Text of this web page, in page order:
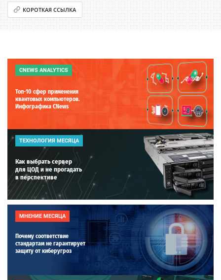
КОРОТКАЯ ССЫЛКА
CNEWS ANALYTICS
Топ-10 сфер применения
квантовых компьютеров.
Инфографика CNews
ТЕХНОЛОГИЯ МЕСЯЦА
Как выбрать сервер
для ЦОД и не прогадать
в перспективе
МНЕНИЕ МЕСЯЦА
Почему соответствие
стандартам не гарантирует
защиту от киберугроз